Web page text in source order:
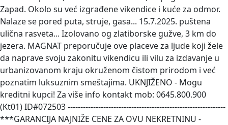
Zapad. Okolo su već izgrađene vikendice i kuće za odmor.
Nalaze se pored puta, struje, gasa... 15.7.2025. puštena
ulična rasveta... Izolovano og zlatiborske gužve, 3 km do
jezera. MAGNAT preporučuje ove placeve za ljude koji žele
da naprave svoju zakonitu vikendicu ili vilu za izdavanje u
urbanizovanom kraju okruženom čistom prirodom i već
poznatim luksuznim smeštajima. UKNJIŽENO - Mogu
kreditni kupci! Za više info kontakt mob: 0645.800.900
(Kt01) ID#072503 --------------------------------------------------------------
***GARANCIJA NAJNIŽE CENE ZA OVU NEKRETNINU -